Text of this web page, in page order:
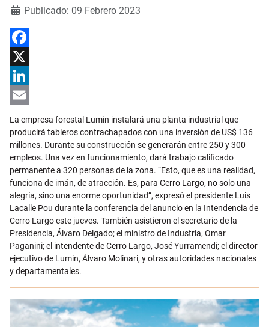
DetallesPublicado: 09 Febrero 2023
Facebook
X
LinkedIn
Email
La empresa forestal Lumin instalará una planta industrial que
producirá tableros contrachapados con una inversión de US$ 136
millones. Durante su construcción se generarán entre 250 y 300
empleos. Una vez en funcionamiento, dará trabajo calificado
permanente a 320 personas de la zona. “Esto, que es una realidad,
funciona de imán, de atracción. Es, para Cerro Largo, no solo una
alegría, sino una enorme oportunidad”, expresó el presidente Luis
Lacalle Pou durante la conferencia del anuncio en la Intendencia de
Cerro Largo este jueves. También asistieron el secretario de la
Presidencia, Álvaro Delgado; el ministro de Industria, Omar
Paganini; el intendente de Cerro Largo, José Yurramendi; el director
ejecutivo de Lumin, Álvaro Molinari, y otras autoridades nacionales
y departamentales.